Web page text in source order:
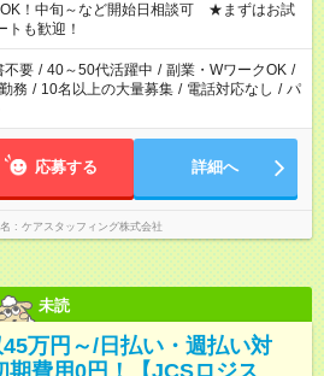
OK！中旬～など開始日相談可 ★まずはお試
トも歓迎！
不要 / 40～50代活躍中 / 副業・WワークOK /
務 / 10名以上の大量募集 / 電話対応なし / パ
応募する 詳細へ
ケアスタッフィング株式会社
未読
万円～/日払い・週払い対
期費用0円！【JCSロジス